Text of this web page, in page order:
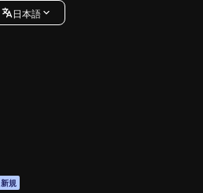
日本語
新規